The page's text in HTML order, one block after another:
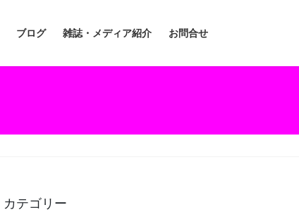
ブログ 雑誌・メディア紹介 お問合せ
カテゴリー